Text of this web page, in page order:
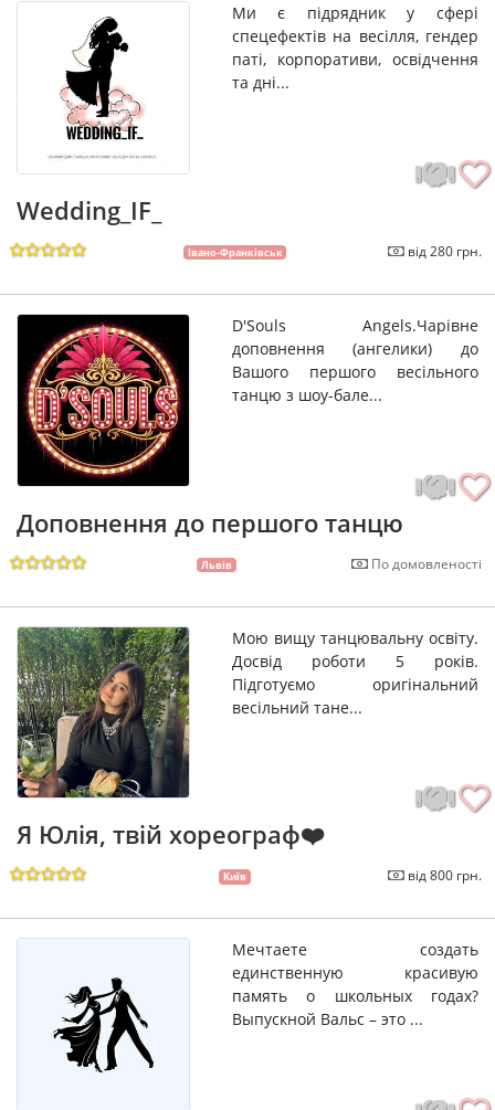
Ми є підрядник у сфері
спецефектів на весілля, гендер
паті, корпоративи, освідчення
та дні...
Wedding_IF_
Івано-Франківськ від 280 грн.
D'Souls Angels.Чарівне
доповнення (ангелики) до
Вашого першого весільного
танцю з шоу-бале...
Доповнення до першого танцю
Львів По домовленості
Мою вищу танцювальну освіту.
Досвід роботи 5 років.
Підготуємо оригінальний
весільний тане...
Я Юлія, твій хореограф❤️
Київ від 800 грн.
Мечтаете создать
единственную красивую
память о школьных годах?
Выпускной Вальс – это ...